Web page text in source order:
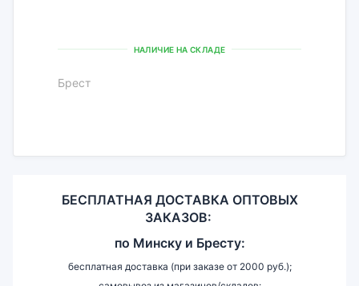
НАЛИЧИЕ НА СКЛАДЕ
Брест
БЕСПЛАТНАЯ ДОСТАВКА ОПТОВЫХ
ЗАКАЗОВ:
по Минску и Бресту:
бесплатная доставка (при заказе от 2000 руб.);